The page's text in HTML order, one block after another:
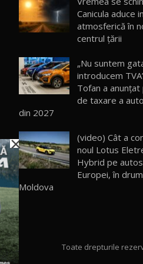
Canicula aduce
atmosferică în
centrul țării
„Nu suntem
introducem
Tofan a
de taxare a
din 2027
(video) Cât a
noul Lotus
Hybrid pe
Europei, în
Moldova
Toate drepturile
×